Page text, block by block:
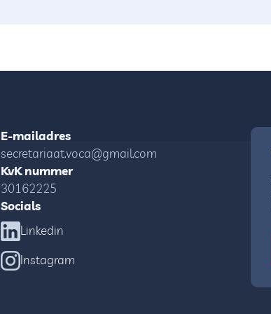
E-mailadres
secretariaat.voca@gmail.com
KvK nummer
30162225
Socials
Linkedin
Instagram